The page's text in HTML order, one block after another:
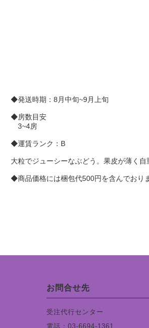
◆発送時期：8月中旬~9月上旬
◆房数目安
3~4房
◆運賃ランク：B
大粒でジューシーなぶどう。果皮が薄く
◆商品価格には梱包代500円を含んでおりま
お問合せ先
受注代行センター
電話：03-6694-1361